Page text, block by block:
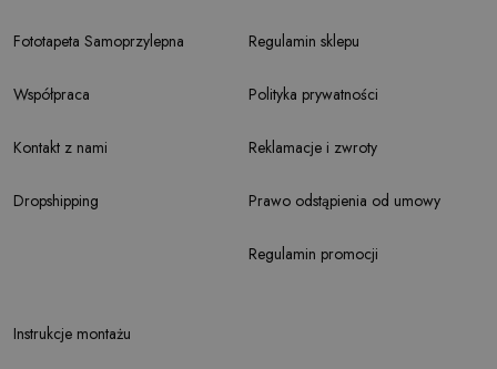
Fototapeta Samoprzylepna
Współpraca
Kontakt z nami
Dropshipping
Instrukcje montażu
Regulamin sklepu
Polityka prywatności
Reklamacje i zwroty
Prawo odstąpienia od umowy
Regulamin promocji